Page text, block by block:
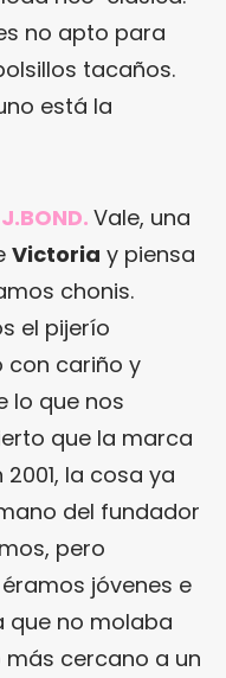
no apto para
tacaños.
está la
Vale, una
Victoria y piensa
chonis.
el pijerío
con cariño y
lo que nos
que la marca
la cosa ya
del fundador
pero
jóvenes e
que no molaba
más cercano a un